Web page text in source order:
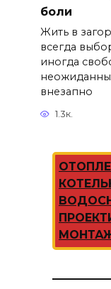
боли
Жить в
всегда
иногда
внезапно
1.3к.